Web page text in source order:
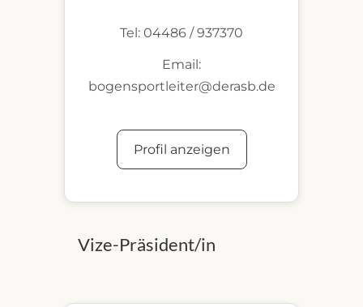
Tel: 04486 / 937370
Email:
bogensportleiter@derasb.de
Profil anzeigen
Vize-Präsident/in